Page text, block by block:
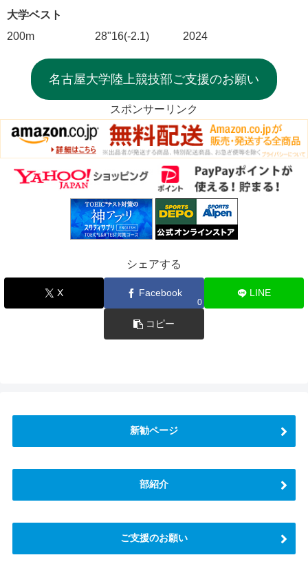
大学ベスト
200m
28"16(-2.1) 2024
名古屋大学陸上競技部ご支援のお願い
スポンサーリンク
シェアする
X Facebook
0
LINE
コピー
新勧ページ
部紹介
ご支援のお願い